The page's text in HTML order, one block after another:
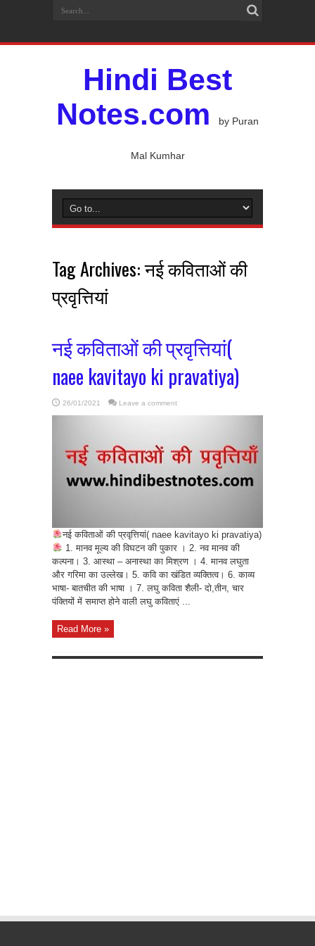
Hindi Best
Notes.com
by Puran
Mal Kumhar
Tag Archives:नई कविताओं की
प्रवृत्तियां
नई कविताओं की प्रवृत्तियां(
naee kavitayo ki pravatiya)
26/01/2021 Leave a comment
नई कविताओं की प्रवृत्तियां( naee kavitayo ki pravatiya)
1. मानव मूल्य की विघटन की पुकार । 2. नव मानव की
कल्पना। 3. आस्था – अनास्था का मिश्रण । 4. मानव लघुता
और गरिमा का उल्लेख। 5. कवि का खंडित व्यक्तित्व। 6. काव्य
भाषा- बातचीत की भाषा । 7. लघु कविता शैली- दो,तीन, चार
पंक्तियों में समाप्त होने वाली लघु कविताएं ...
Read More »